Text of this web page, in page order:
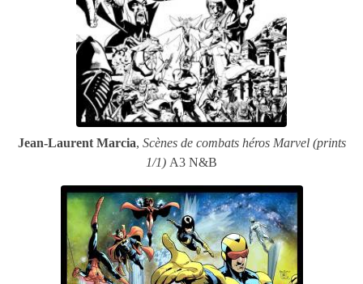
Jean-Laurent Marcia, Scènes de combats héros Marvel (prints
1/1) A3 N&B